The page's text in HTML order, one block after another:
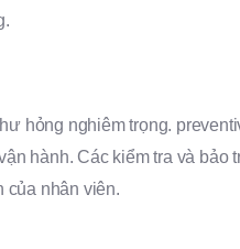
hỏng nghiêm trọng.
hành. Các kiểm tra và bảo
của nhân viên.